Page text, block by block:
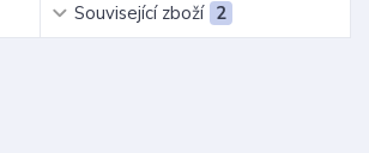
Související zboží 2